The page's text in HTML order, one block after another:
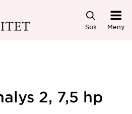
Sök Meny
2, 7,5 hp